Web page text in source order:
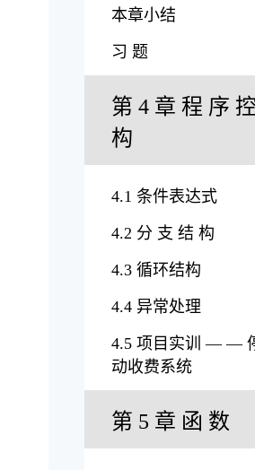
本章小结
习 题
第 4 章 程 序
构
4.1 条件表达式
4.2 分 支 结 构
4.3 循环结构
4.4 异常处理
4.5 项目实训 — —
动收费系统
第 5 章 函 数